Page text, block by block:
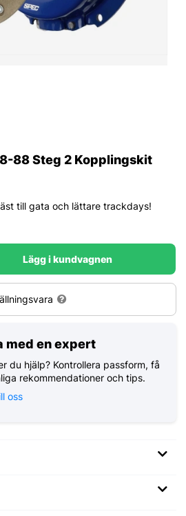
88 Steg 2 Kopplingskit
till gata och lättare trackdays!
Lägg i kundvagnen
med en expert
du hjälp? Kontrollera passform, få
rekommendationer och tips.
oss